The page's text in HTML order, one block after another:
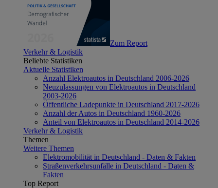
Zum Report
Verkehr & Logistik
Beliebte Statistiken
Aktuelle Statistiken
Anzahl Elektroautos in Deutschland 2006-2026
Neuzulassungen von Elektroautos in Deutschland
2003-2026
Öffentliche Ladepunkte in Deutschland 2017-2026
Anzahl der Autos in Deutschland 1960-2026
Anteil von Elektroautos in Deutschland 2014-2026
Verkehr & Logistik
Themen
Weitere Themen
Elektromobilität in Deutschland - Daten & Fakten
Straßenverkehrsunfälle in Deutschland - Daten &
Fakten
Top Report